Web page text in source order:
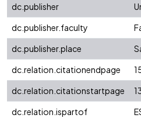
dc.publisher
dc.publisher.faculty
dc.publisher.place
dc.relation.citationendpage
dc.relation.citationstartpage
dc.relation.ispartof